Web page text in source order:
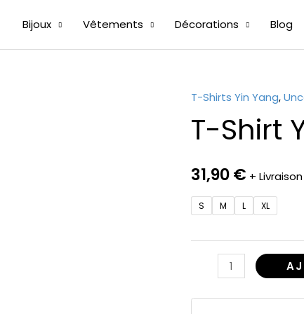
Bijoux Vêtements Décorations Blog
T-Shirts Yin Yang,
T-Shirt
31,90€ +
S M L XL
quantité
de
T-
Yin
Yang
Art